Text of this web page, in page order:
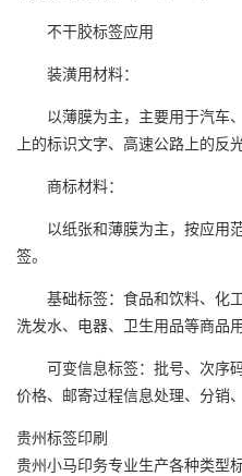
不干胶标签应用
装潢用材料：
以薄膜为主，主要用于汽车
上的标识文字、高速公路上的反
商标材料：
以纸张和薄膜为主，按应用
签。
基础标签：食品和饮料、化工
洗发水、电器、卫生用品等商品用
可变信息标签：批号、次序码
价格、邮寄过程信息处理、分销
贵州标签印刷
贵州小马印务专业生产各种类型